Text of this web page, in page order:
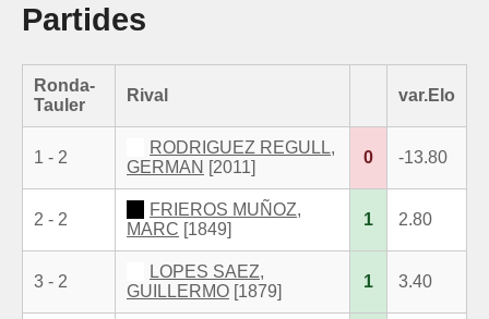
Partides
Ronda-
Tauler
Rival var.Elo
1 - 2
RODRIGUEZ REGULL,
GERMAN [2011]
0 -13.80
2 - 2
FRIEROS MUÑOZ,
MARC [1849]
1 2.80
3 - 2
LOPES SAEZ,
GUILLERMO [1879]
1 3.40